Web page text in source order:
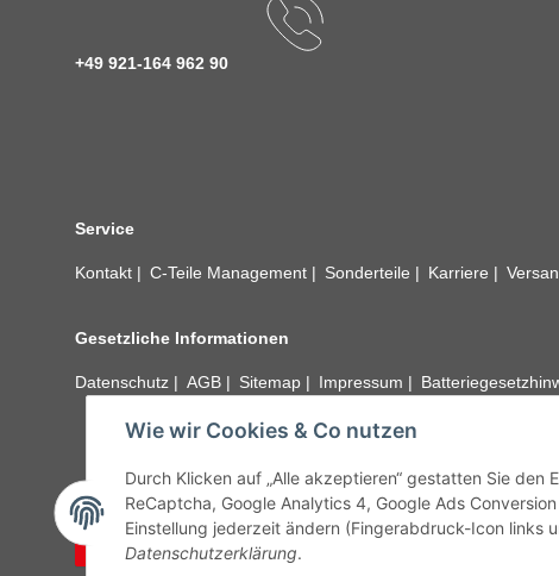
Wie wir Cookies & Co nutzen
Durch Klicken auf „Alle akzeptieren“ gestatten Sie den
ReCaptcha, Google Analytics 4, Google Ads
Einstellung jederzeit ändern (Fingerabdruck-Icon links
Datenschutzerklärung.
+49 921-164 962 90
Service
Kontakt C-Teile Management Sonderteile Karriere
Gesetzliche Informationen
Datenschutz AGB Sitemap Impressum
unseren
Vertrag widerrufen